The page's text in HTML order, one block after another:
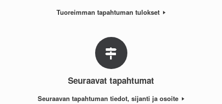
Tuoreimman tapahtuman tulokset
Seuraavat tapahtumat
Seuraavan tapahtuman tiedot, sijanti ja osoite